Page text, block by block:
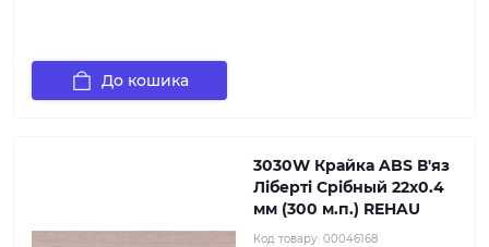
До кошика
3030W Крайка ABS В'яз
Ліберті Срібный 22х0.4
мм (300 м.п.) REHAU
Код товару: 00046168